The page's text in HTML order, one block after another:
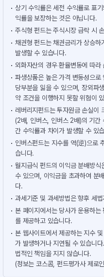
상기 수익률은 세전 수익률로 표
익률을 보장하는 것은 아닙니다.
주식형 펀드는 주식시장 급락 시
채권형 펀드는 채권금리가 상승하
발생할 수 있습니다.
외화자산의 경우 환율변동에 따라
파생상품은 높은 가격 변동성으
당부분을 잃을 수 있으며, 장외파
약 조건을 이행하지 못할 위험이
레버리지펀드는 투자원금 손실이
(2배, 인버스, 인버스 2배)의 기간
간 수익률과 차이가 발생할 수 있
인버스펀드는 지수를 역(逆)으로
습니다.
월지급식 펀드의 이익금 분배방
수 있으며, 이익금을 초과하여 분
다.
과세기준 및 과세방법은 향후 세
본 페이지에서는 당사가 운용하
를 제공하고 있습니다.
본 웹사이트에서 제공하는 지수
가 발생하거나 지연될 수 있습니
법적인 책임을 지지 않습니다.
(정보는 코스콤, 펀드평가사 제로